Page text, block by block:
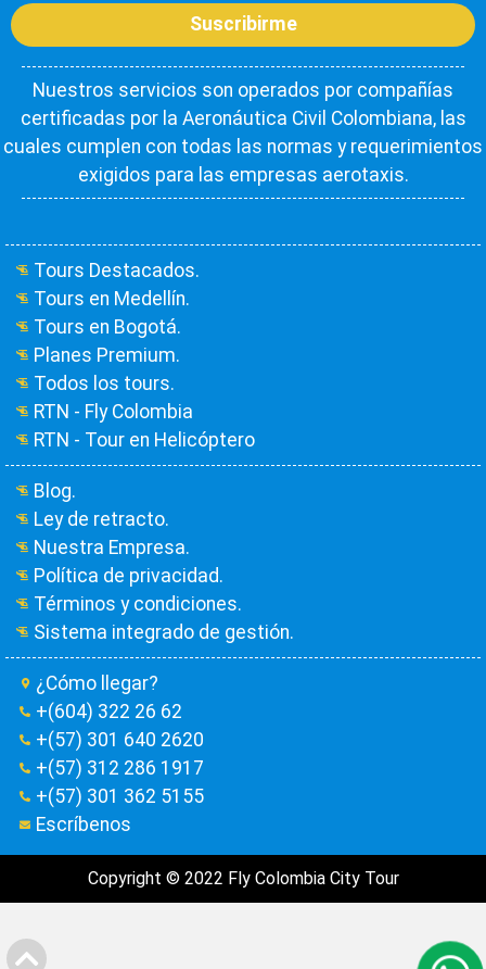
Suscribirme
Nuestros servicios son operados por compañías
certificadas por la Aeronáutica Civil Colombiana, las
cuales cumplen con todas las normas y requerimientos
exigidos para las empresas aerotaxis.
Tours Destacados.
Tours en Medellín.
Tours en Bogotá.
Planes Premium.
Todos los tours.
RTN - Fly Colombia
RTN - Tour en Helicóptero
Blog.
Ley de retracto.
Nuestra Empresa.
Política de privacidad.
Términos y condiciones.
Sistema integrado de gestión.
¿Cómo llegar?
+(604) 322 26 62
+(57) 301 640 2620
+(57) 312 286 1917
+(57) 301 362 5155
Escríbenos
Copyright © 2022 Fly Colombia City Tour